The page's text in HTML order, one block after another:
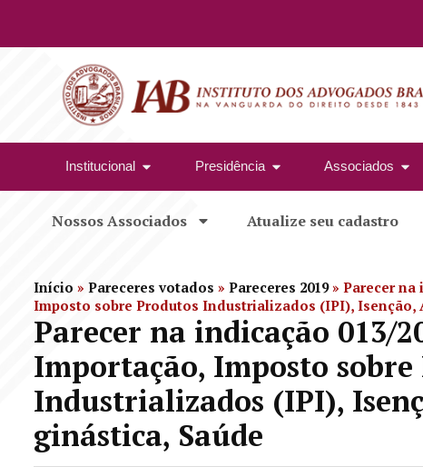
Institucional Presidência Associados
Nossos Associados Atualize seu cadastro
Início » Pareceres votados » Pareceres 2019» Parecer na
Imposto sobre Produtos Industrializados (IPI), Isenção,
Parecer na indicação 013/
Importação, Imposto sobre
Industrializados (IPI),
ginástica, Saúde